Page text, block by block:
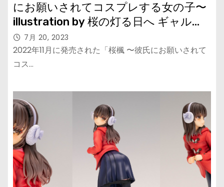
にお願いされてコスプレする女の子〜
illustration by 桜の灯る日へ ギャル
ver.」テカテカ小麦色肌でギャル風カ
ラーバリエに！
7月 20, 2023
2022年11月に発売された「桜楓 〜彼氏にお願いされて
コス…